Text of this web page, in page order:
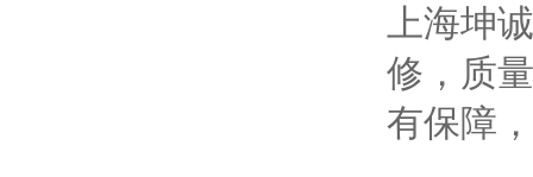
上海坤
修，质
有保障